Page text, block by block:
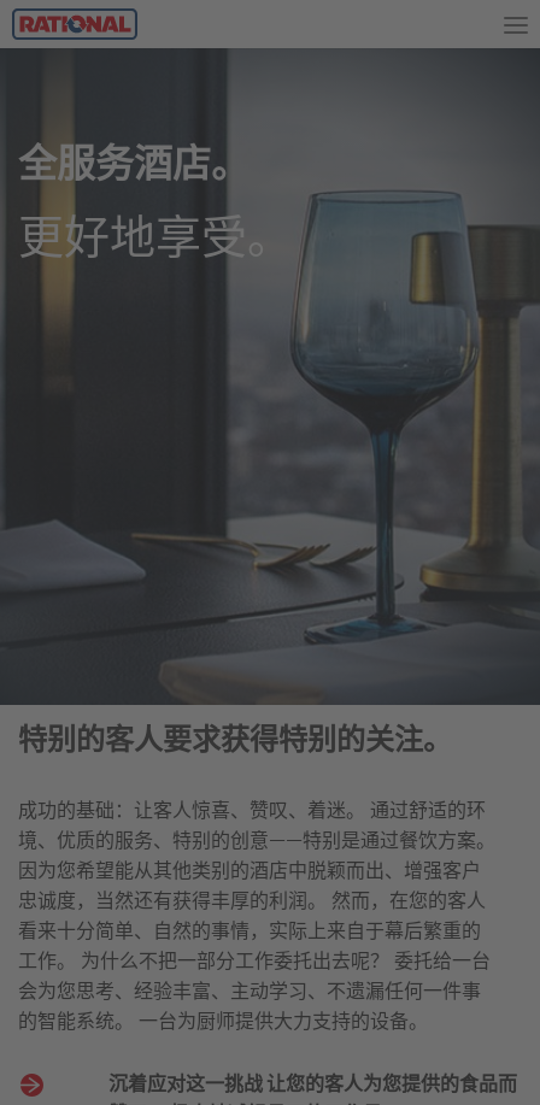
特别的客人要求获得特别的关注。
成功的基础：让客人惊喜、赞叹、着迷。 通过舒适的环
境、优质的服务、特别的创意——特别是通过餐饮方案。
因为您希望能从其他类别的酒店中脱颖而出、增强客户
忠诚度，当然还有获得丰厚的利润。 然而，在您的客人
看来十分简单、自然的事情，实际上来自于幕后繁重的
工作。 为什么不把一部分工作委托出去呢？ 委托给一台
会为您思考、经验丰富、主动学习、不遗漏任何一件事
的智能系统。 一台为厨师提供大力支持的设备。
沉着应对这一挑战 让您的客人为您提供的食品而